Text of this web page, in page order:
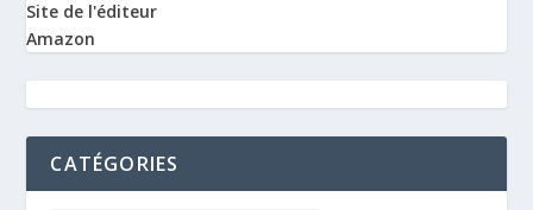
Site de l'éditeur
Amazon
CATÉGORIES